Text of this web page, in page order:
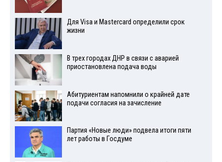
Для Visа и Mastercard определили срок
жизни
В трех городах ДНР в связи с аварией
приостановлена подача воды
Абитуриентам напомнили о крайней дате
подачи согласия на зачисление
Партия «Новые люди» подвела итоги пяти
лет работы в Госдуме